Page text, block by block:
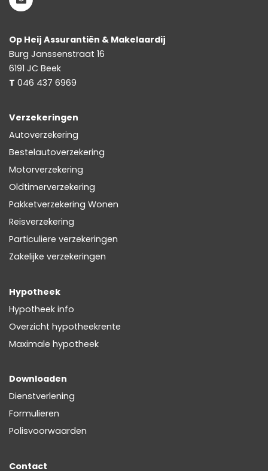
Op Heij Assurantiën & Makelaardij
Burg Janssenstraat 16
6191 JC Beek
T 046 437 6969
Verzekeringen
Autoverzekering
Bestelautoverzekering
Motorverzekering
Oldtimerverzekering
Pakketverzekering Wonen
Reisverzekering
Particuliere verzekeringen
Zakelijke verzekeringen
Hypotheek
Hypotheek info
Overzicht hypotheekrente
Maximale hypotheek
Downloaden
Dienstverlening
Formulieren
Polisvoorwaarden
Contact